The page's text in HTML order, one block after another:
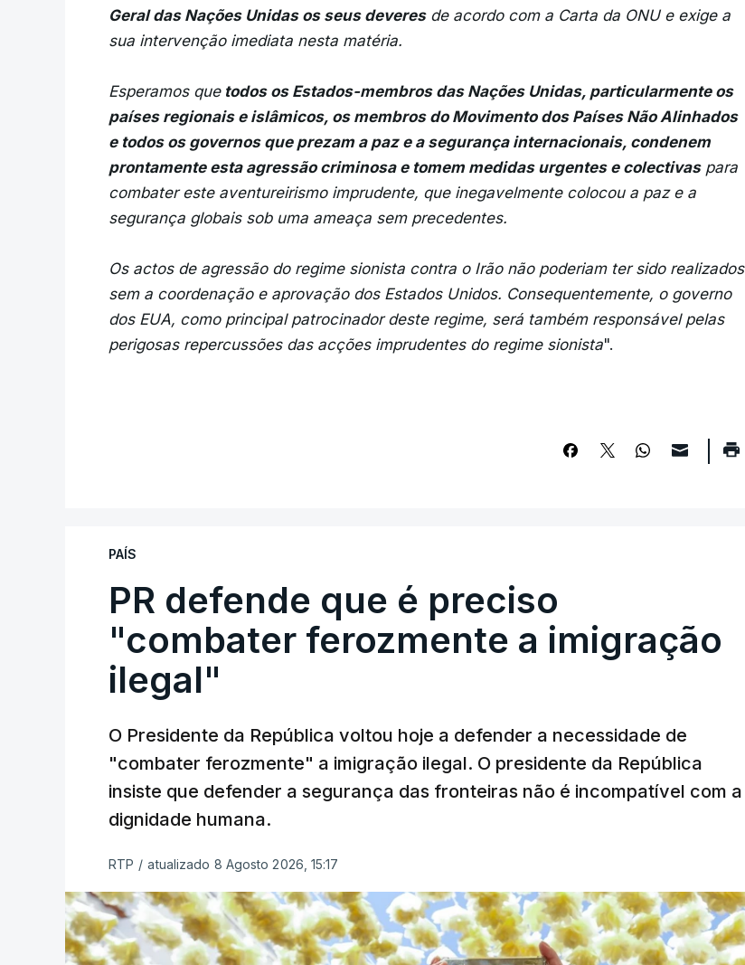
Geral das Nações Unidas os seus deveresde acordo com a Carta da ONU e exige a
sua intervenção imediata nesta matéria.
Esperamos quetodos os Estados-membros das Nações Unidas, particularmente os
países regionais e islâmicos, os membros do Movimento dos Países Não Alinhados
e todos os governos que prezam a paz e a segurança internacionais, condenem
prontamente esta agressão criminosa e tomem medidas urgentes e colectivaspara
combater este aventureirismo imprudente, que inegavelmente colocou a paz e a
segurança globais sob uma ameaça sem precedentes.
Os actos de agressão do regime sionista contra o Irão não poderiam ter sido realizados
sem a coordenação e aprovação dos Estados Unidos. Consequentemente, o governo
dos EUA, como principal patrocinador deste regime, será também responsável pelas
perigosas repercussões das acções imprudentes do regime sionista".
PAÍS
PR defende que é preciso
"combater ferozmente a imigração
ilegal"
O Presidente da República voltou hoje a defender a necessidade de
"combater ferozmente" a imigração ilegal. O presidente da República
insiste que defender a segurança das fronteiras não é incompatível com a
dignidade humana.
RTP / atualizado 8 Agosto 2026, 15:17